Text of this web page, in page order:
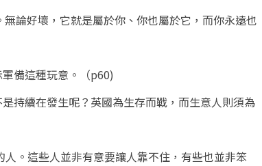
論好壞，它就是屬於你、你也屬於它，而你永遠也
備這種玩意。（p60)
持續在發生呢？英國為生存而戰，而生意人則須為
。這些人並非有意要讓人靠不住，有些也並非笨